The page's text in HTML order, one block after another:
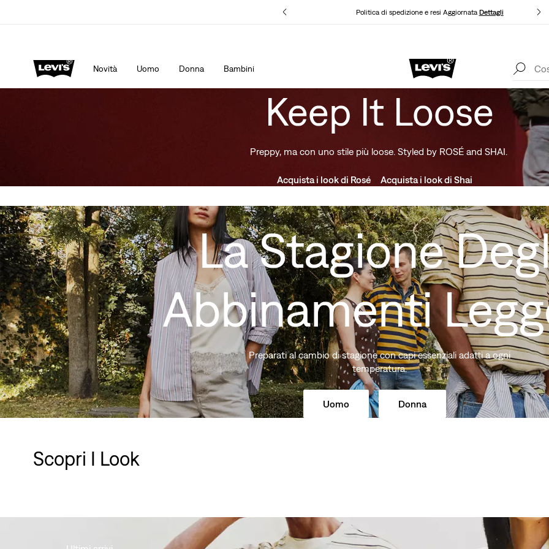
Politica di spedizione e resi Aggiornata Dettagli
Dettagli
Novità Uomo Donna Bambini
App Levi's. Il meglio di Levi's ®, su misura per te.
Keep It Loose
Preppy, ma con uno stile più loose. Styled by ROSÉ and SHAI.
Acquista i look di Rosé Acquista i look di Shai
La Stagione
Abbinamenti
Preparati al cambio di stagione con capi essenziali adatti a ogni
temperatura.
Uomo Donna
Scopri I Look